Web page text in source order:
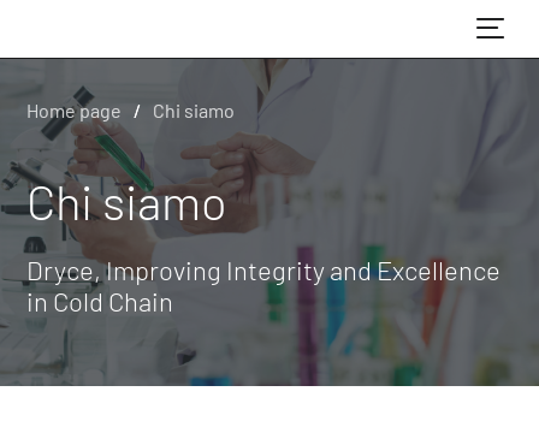
Home page Chi siamo
Chi siamo
Dryce, Improving Integrity and Excellence
in Cold Chain
Home page Chi siamo